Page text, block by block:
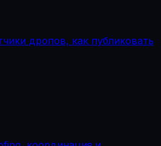
дропов, как публиковать